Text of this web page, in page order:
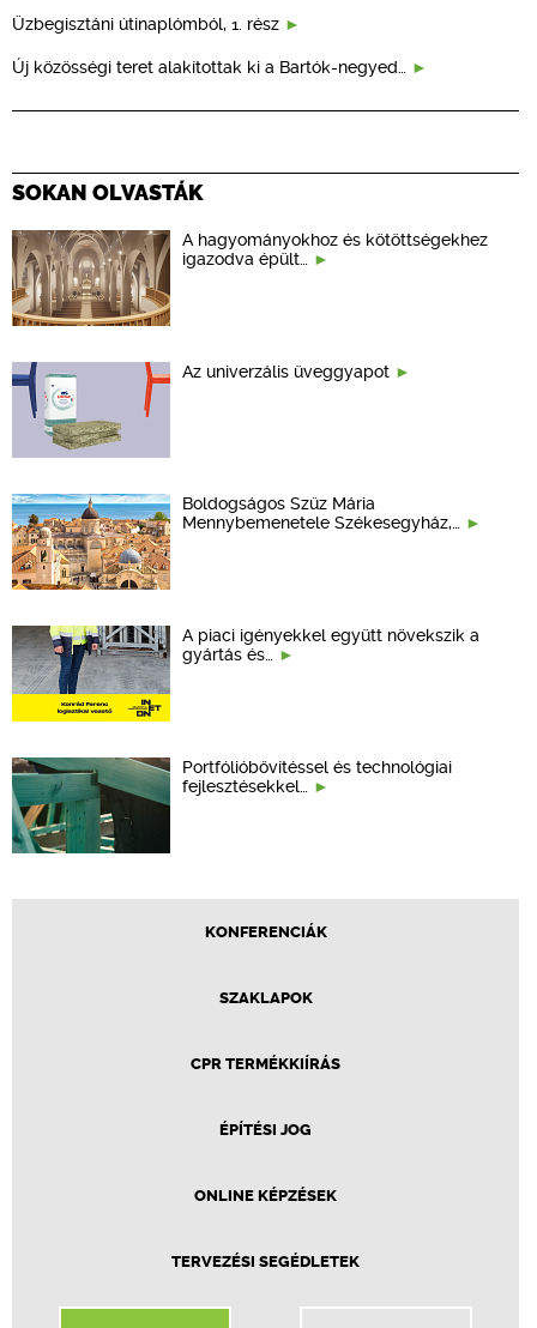
Üzbegisztáni útinaplómból, 1. rész
Új közösségi teret alakítottak ki a Bartók-negyed…
SOKAN OLVASTÁK
A hagyományokhoz és kötöttségekhez
igazodva épült…
Az univerzális üveggyapot
Boldogságos Szűz Mária
Mennybemenetele Székesegyház,…
A piaci igényekkel együtt növekszik a
gyártás és…
Portfólióbővítéssel és technológiai
fejlesztésekkel…
KONFERENCIÁK
SZAKLAPOK
CPR TERMÉKKIÍRÁS
ÉPÍTÉSI JOG
ONLINE KÉPZÉSEK
TERVEZÉSI SEGÉDLETEK